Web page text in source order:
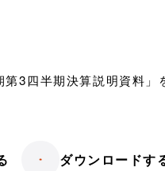
第3四半期決算説明資料」
ダウンロードす